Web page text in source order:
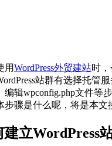
用WordPress外贸建站时，
站群有选择托管服
编辑wpconfig.php文件等
步骤是什么呢，将是本文
建立WordPress